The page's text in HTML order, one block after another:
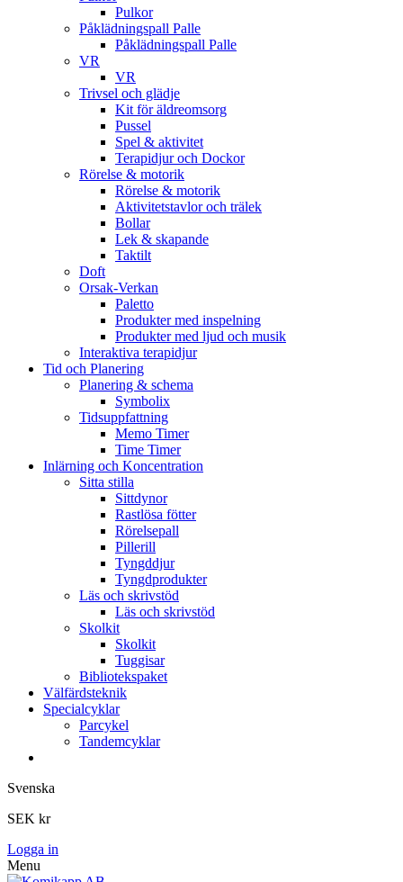
Pulkor
Påklädningspall Palle
Påklädningspall Palle
VR
VR
Trivsel och glädje
Kit för äldreomsorg
Pussel
Spel & aktivitet
Terapidjur och Dockor
Rörelse & motorik
Rörelse & motorik
Aktivitetstavlor och trälek
Bollar
Lek & skapande
Taktilt
Doft
Orsak-Verkan
Paletto
Produkter med inspelning
Produkter med ljud och musik
Interaktiva terapidjur
Tid och Planering
Planering & schema
Symbolix
Tidsuppfattning
Memo Timer
Time Timer
Inlärning och Koncentration
Sitta stilla
Sittdynor
Rastlösa fötter
Rörelsepall
Pillerill
Tyngddjur
Tyngdprodukter
Läs och skrivstöd
Läs och skrivstöd
Skolkit
Skolkit
Tuggisar
Bibliotekspaket
Välfärdsteknik
Specialcyklar
Parcykel
Tandemcyklar
Svenska
SEK kr
Logga in
Menu